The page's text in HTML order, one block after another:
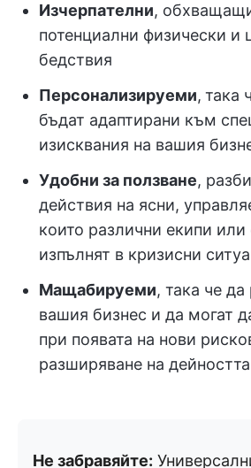
Изчерпателни,
потенциални физически и
бедствия
Персонализируеми, така
бъдат адаптирани към
изисквания на вашия
Удобни за ползване,
действия на ясни,
които различни екипи или
изпълнят в кризисни
Мащабируеми, така че да
вашия бизнес и да могат
при появата на нови
разширяване на
Не забравяйте: